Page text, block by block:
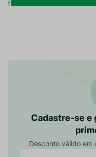
fronhas de 70cm x 50cm.
Cadastre-se e
Desconto válido em